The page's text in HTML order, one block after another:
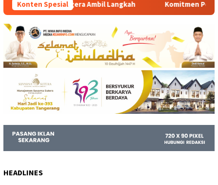
Konten Spesial
Langkah Komitmen Polsek Tigaraksa Tindak Tegas
HEADLINES